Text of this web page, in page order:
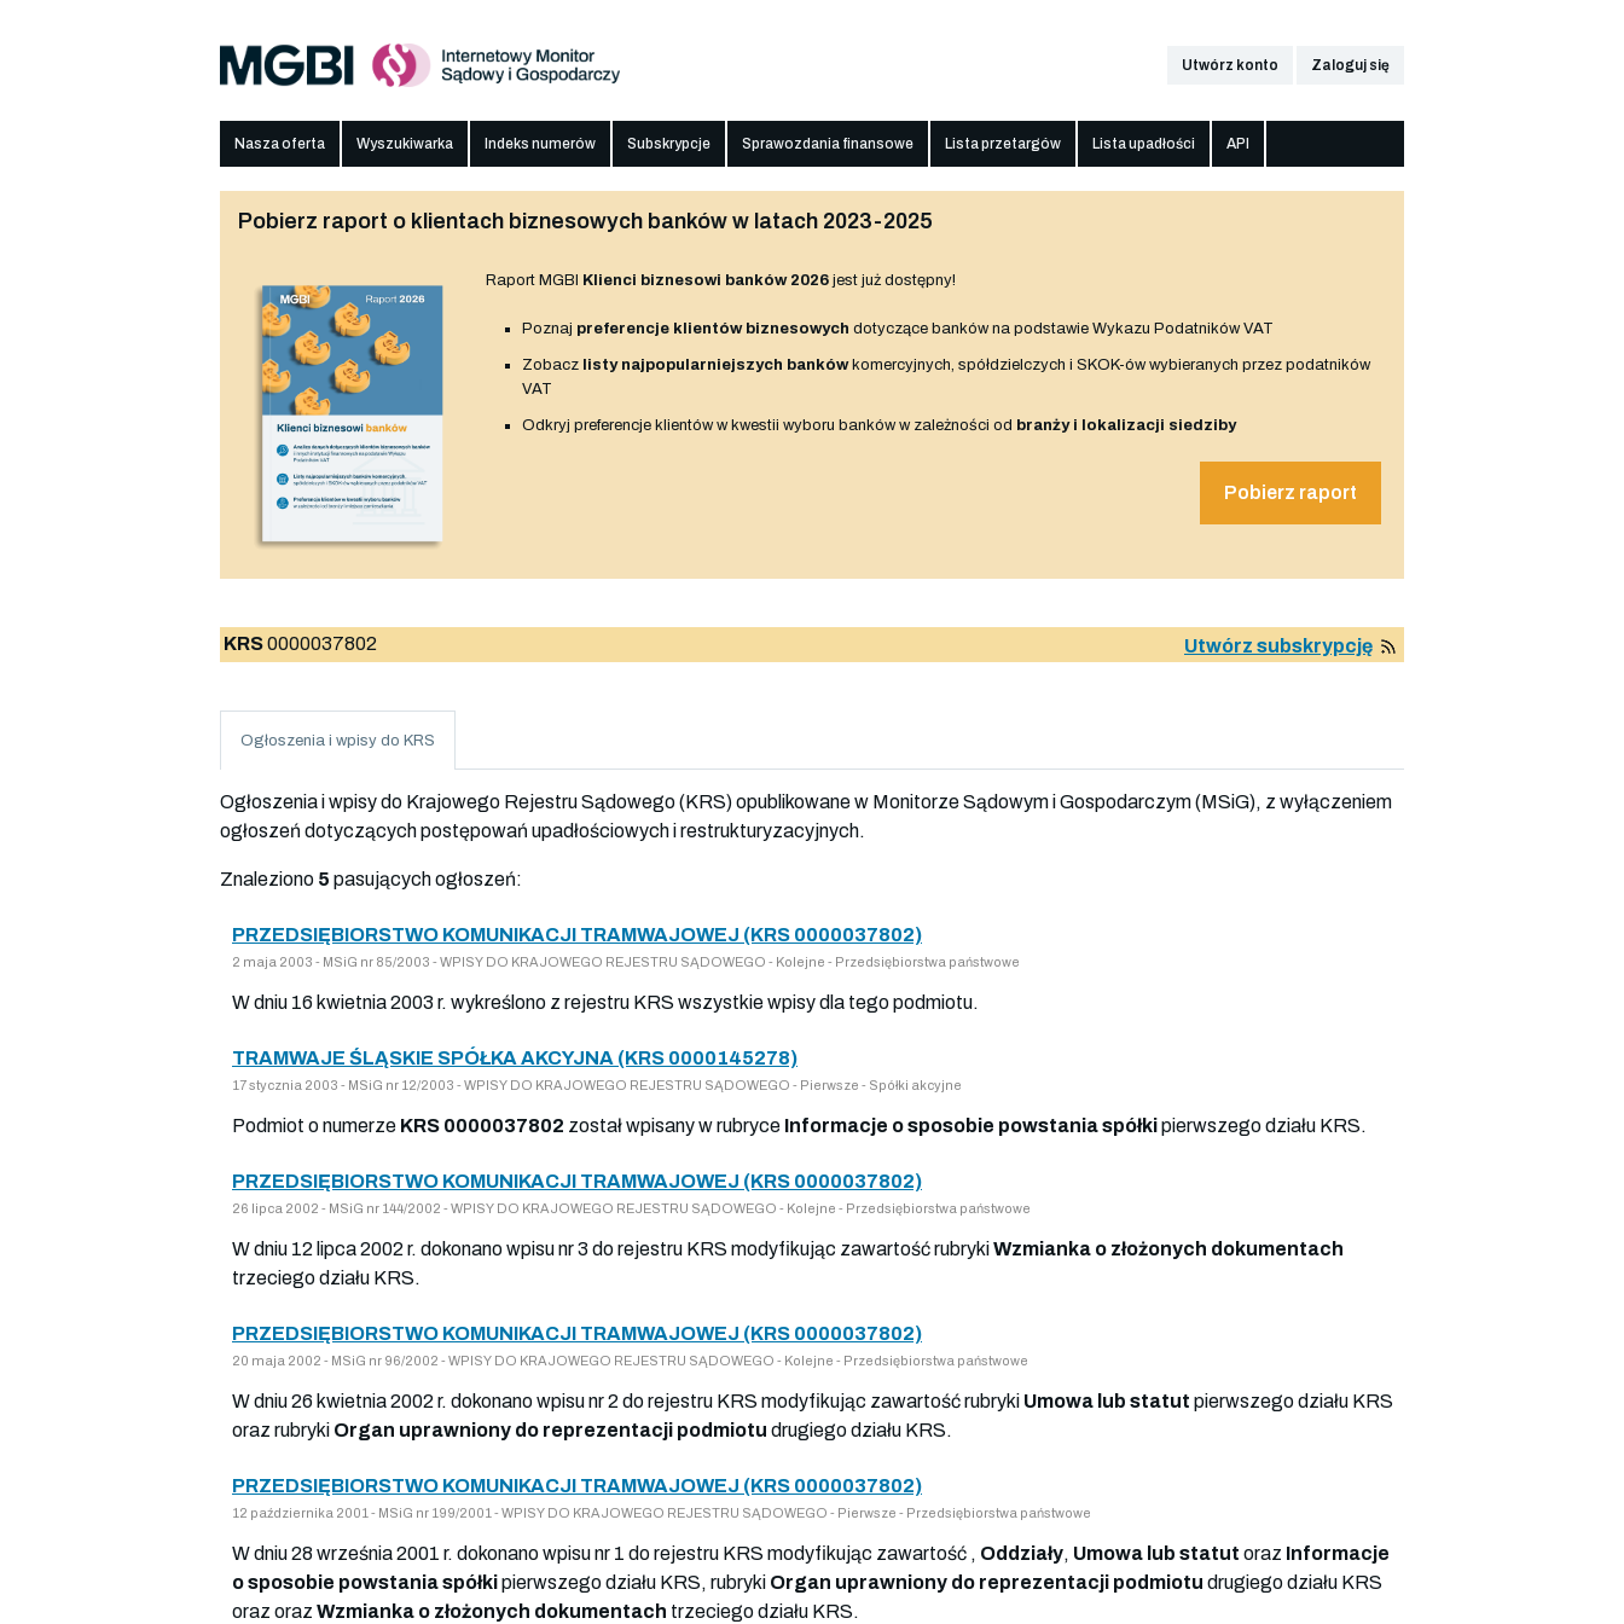
Utwórz konto Zaloguj się
Nasza oferta Wyszukiwarka Indeks numerów Subskrypcje Sprawozdania finansowe Lista przetargów Lista upadłości API
Pobierz raport o klientach biznesowych banków w latach 2023-2025
Raport MGBI Klienci biznesowi banków 2026 jest już dostępny!
Poznaj preferencje klientów biznesowych dotyczące banków na podstawie Wykazu Podatników VAT
Zobacz listy najpopularniejszych bankówkomercyjnych, spółdzielczych i SKOK-ów wybieranych przez podatników
VAT
Odkryj preferencje klientów w kwestii wyboru banków w zależności od branży i lokalizacji siedziby
Pobierz raport
KRS0000037802 Utwórz subskrypcję
Ogłoszenia i wpisy do KRS
Ogłoszenia i wpisy do Krajowego Rejestru Sądowego (KRS) opublikowane w Monitorze Sądowym i Gospodarczym (MSiG), z wyłączeniem
ogłoszeń dotyczących postępowań upadłościowych i restrukturyzacyjnych.
Znaleziono 5 pasujących ogłoszeń:
PRZEDSIĘBIORSTWO KOMUNIKACJI TRAMWAJOWEJ (KRS 0000037802)
2 maja 2003 - MSiG nr 85/2003 - WPISY DO KRAJOWEGO REJESTRU SĄDOWEGO - Kolejne - Przedsiębiorstwa państwowe
W dniu 16 kwietnia 2003 r. wykreślono z rejestru KRS wszystkie wpisy dla tego podmiotu.
TRAMWAJE ŚLĄSKIE SPÓŁKA AKCYJNA (KRS 0000145278)
17 stycznia 2003 - MSiG nr 12/2003 - WPISY DO KRAJOWEGO REJESTRU SĄDOWEGO - Pierwsze - Spółki akcyjne
Podmiot o numerze KRS 0000037802 został wpisany w rubryce Informacje o sposobie powstania spółkipierwszego działu KRS.
PRZEDSIĘBIORSTWO KOMUNIKACJI TRAMWAJOWEJ (KRS 0000037802)
26 lipca 2002 - MSiG nr 144/2002 - WPISY DO KRAJOWEGO REJESTRU SĄDOWEGO - Kolejne - Przedsiębiorstwa państwowe
W dniu 12 lipca 2002 r. dokonano wpisu nr 3 do rejestru KRS modyfikując zawartość rubrykiWzmianka o złożonych dokumentach
trzeciego działu KRS.
PRZEDSIĘBIORSTWO KOMUNIKACJI TRAMWAJOWEJ (KRS 0000037802)
20 maja 2002 - MSiG nr 96/2002 - WPISY DO KRAJOWEGO REJESTRU SĄDOWEGO - Kolejne - Przedsiębiorstwa państwowe
W dniu 26 kwietnia 2002 r. dokonano wpisu nr 2 do rejestru KRS modyfikując zawartość rubryki Umowa lub statut pierwszego działu KRS
oraz rubryki Organ uprawniony do reprezentacji podmiotu drugiego działu KRS.
PRZEDSIĘBIORSTWO KOMUNIKACJI TRAMWAJOWEJ (KRS 0000037802)
12 października 2001 - MSiG nr 199/2001 - WPISY DO KRAJOWEGO REJESTRU SĄDOWEGO - Pierwsze - Przedsiębiorstwa państwowe
W dniu 28 września 2001 r. dokonano wpisu nr 1 do rejestru KRS modyfikując zawartość , Oddziały, Umowa lub statut oraz Informacje
o sposobie powstania spółkipierwszego działu KRS, rubryki Organ uprawniony do reprezentacji podmiotu drugiego działu KRS
oraz oraz Wzmianka o złożonych dokumentach trzeciego działu KRS.